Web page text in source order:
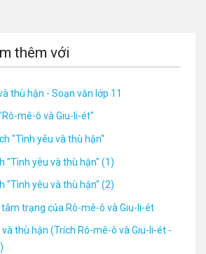
thêm với
thù hận - Soạn văn lớp 11
mê-ô và Giu-li-ét"
"Tình yêu và thù hận"
"Tình yêu và thù hận" (1)
"Tình yêu và thù hận" (2)
tâm trạng của Rô-mê-ô và Giu-li-ét
thù hận (Trích Rô-mê-ô và Giu-li-ét -